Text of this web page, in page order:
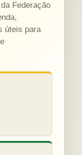
Federação
úteis para